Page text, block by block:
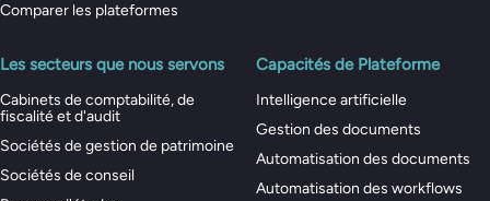
Comparer les plateformes
Les secteurs que nous servons
Cabinets de comptabilité, de
fiscalité et d'audit
Sociétés de gestion de patrimoine
Sociétés de conseil
Capacités de Plateforme
Intelligence artificielle
Gestion des documents
Automatisation des documents
Automatisation des workflows